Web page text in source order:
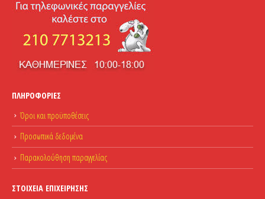
ΠΛΗΡΟΦΟΡΊΕΣ
Όροι και προϋποθέσεις
Προσωπικά δεδομένα
Παρακολούθηση παραγγελίας
ΣΤΟΙΧΕΊΑ ΕΠΙΧΕΊΡΗΣΗΣ